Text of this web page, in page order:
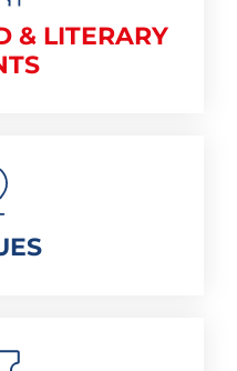
& LITERARY